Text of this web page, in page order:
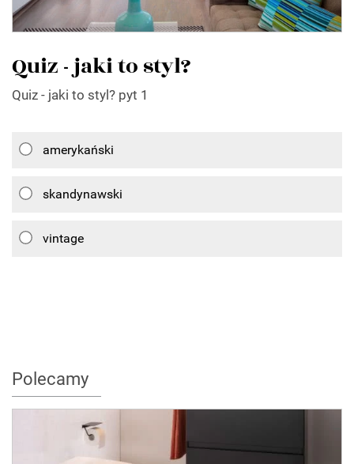
Quiz - jaki to styl?
Quiz - jaki to styl? pyt 1
amerykański
skandynawski
vintage
Polecamy